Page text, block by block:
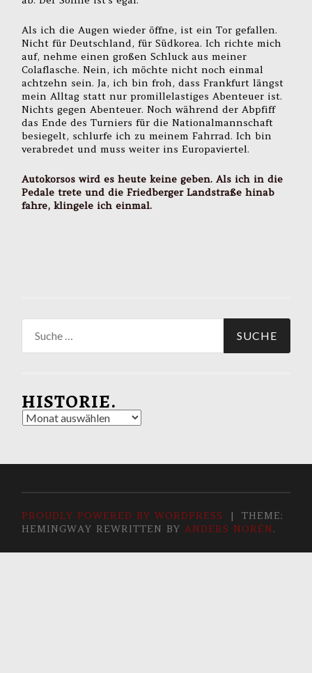
Als ich die Augen wieder öffne, ist ein Tor gefallen.
Nicht für Deutschland, für Südkorea. Ich richte mich
auf, nehme einen großen Schluck aus meiner
Colaflasche. Nein, ich möchte nicht noch einmal
achtzehn sein. Ja, ich bin froh, dass Frankfurt längst
mein Alltag statt nur promillelastiges Abenteuer ist.
Nichts gegen Abenteuer. Noch während der Abpfiff
das Ende des Turniers für die Nationalmannschaft
besiegelt, schlurfe ich zu meinem Fahrrad. Ich bin
verabredet und muss weiter ins Europaviertel.
Autokorsos wird es heute keine geben. Als ich in die
Pedale trete und die Friedberger Landstraße hinab
fahre, klingele ich einmal.
nach:
HISTORIE.
Historie.
PROUDLY POWERED BY WORDPRESS |
THEME:
HEMINGWAY REWRITTEN BYANDERS NORÉN.